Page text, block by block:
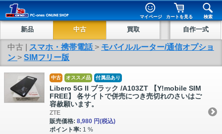
マイページ カートを見る 検索
新品 中古 買取 自作一式
中古 | スマホ・携帯電話 > モバイルルーター/通信オプショ
ン > SIMフリー版
中古 オススメ品 付属品あり
Libero 5G II ブラック /A103ZT 【Y!mobile SIM
FREE】 各サイトで併売につき売切れのさいはご
容赦願います。
ZTE
販売価格: 8,980 円(税込)
ポイント率: 1 %